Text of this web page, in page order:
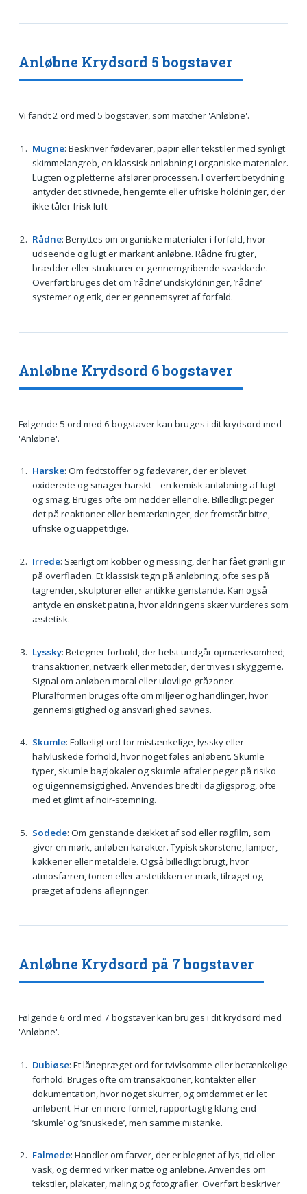
Anløbne Krydsord 5 bogstaver
Vi fandt 2 ord med 5 bogstaver, som matcher 'Anløbne'.
Mugne: Beskriver fødevarer, papir eller tekstiler med synligt
skimmelangreb, en klassisk anløbning i organiske materialer.
Lugten og pletterne afslører processen. I overført betydning
antyder det stivnede, hengemte eller ufriske holdninger, der
ikke tåler frisk luft.
Rådne: Benyttes om organiske materialer i forfald, hvor
udseende og lugt er markant anløbne. Rådne frugter,
brædder eller strukturer er gennemgribende svækkede.
Overført bruges det om ’rådne’ undskyldninger, ’rådne’
systemer og etik, der er gennemsyret af forfald.
Anløbne Krydsord 6 bogstaver
Følgende 5 ord med 6 bogstaver kan bruges i dit krydsord med
'Anløbne'.
Harske: Om fedtstoffer og fødevarer, der er blevet
oxiderede og smager harskt – en kemisk anløbning af lugt
og smag. Bruges ofte om nødder eller olie. Billedligt peger
det på reaktioner eller bemærkninger, der fremstår bitre,
ufriske og uappetitlige.
Irrede: Særligt om kobber og messing, der har fået grønlig ir
på overfladen. Et klassisk tegn på anløbning, ofte ses på
tagrender, skulpturer eller antikke genstande. Kan også
antyde en ønsket patina, hvor aldringens skær vurderes som
æstetisk.
Lyssky: Betegner forhold, der helst undgår opmærksomhed;
transaktioner, netværk eller metoder, der trives i skyggerne.
Signal om anløben moral eller ulovlige gråzoner.
Pluralformen bruges ofte om miljøer og handlinger, hvor
gennemsigtighed og ansvarlighed savnes.
Skumle: Folkeligt ord for mistænkelige, lyssky eller
halvluskede forhold, hvor noget føles anløbent. Skumle
typer, skumle baglokaler og skumle aftaler peger på risiko
og uigennemsigtighed. Anvendes bredt i dagligsprog, ofte
med et glimt af noir-stemning.
Sodede: Om genstande dækket af sod eller røgfilm, som
giver en mørk, anløben karakter. Typisk skorstene, lamper,
køkkener eller metaldele. Også billedligt brugt, hvor
atmosfæren, tonen eller æstetikken er mørk, tilrøget og
præget af tidens aflejringer.
Anløbne Krydsord på 7 bogstaver
Følgende 6 ord med 7 bogstaver kan bruges i dit krydsord med
'Anløbne'.
Dubiøse: Et lånepræget ord for tvivlsomme eller betænkelige
forhold. Bruges ofte om transaktioner, kontakter eller
dokumentation, hvor noget skurrer, og omdømmet er let
anløbent. Har en mere formel, rapportagtig klang end
’skumle’ og ’snuskede’, men samme mistanke.
Falmede: Handler om farver, der er blegnet af lys, tid eller
vask, og dermed virker matte og anløbne. Anvendes om
tekstiler, plakater, maling og fotografier. Overført beskriver